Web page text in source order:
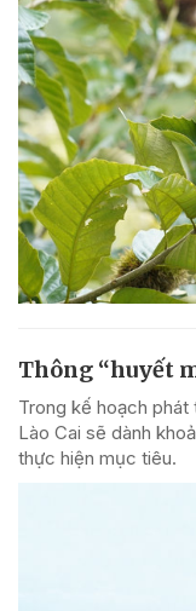
Thông “huyết
Trong kế hoạch phát
Lào Cai sẽ dành
thực hiện mục tiêu.